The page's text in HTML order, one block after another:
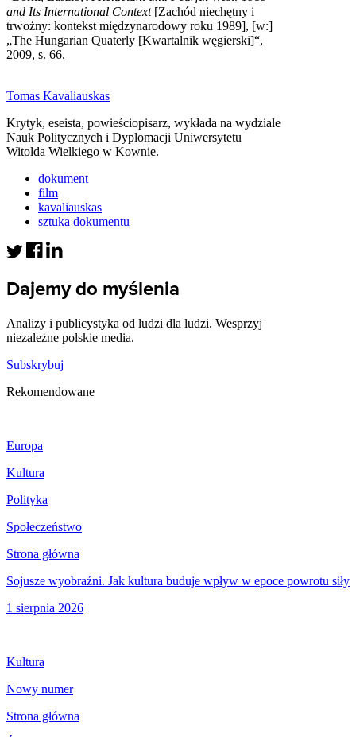
and Its International Context[Zachód niechętny i
trwożny: kontekst międzynarodowy roku 1989], [w:]
„The Hungarian Quaterly [Kwartalnik węgierski]“,
2009, s. 66.
Tomas Kavaliauskas
Krytyk, eseista, powieściopisarz, wykłada na wydziale
Nauk Politycznych i Dyplomacji Uniwersytetu
Witolda Wielkiego w Kownie.
dokument
film
kavaliauskas
sztuka dokumentu
Dajemy do myślenia
Analizy i publicystyka od ludzi dla ludzi. Wesprzyj
niezależne polskie media.
Subskrybuj
Rekomendowane
Europa
Kultura
Polityka
Społeczeństwo
Strona główna
Sojusze wyobraźni. Jak kultura buduje wpływ w epoce powrotu siły
1 sierpnia 2026
Kultura
Nowy numer
Strona główna